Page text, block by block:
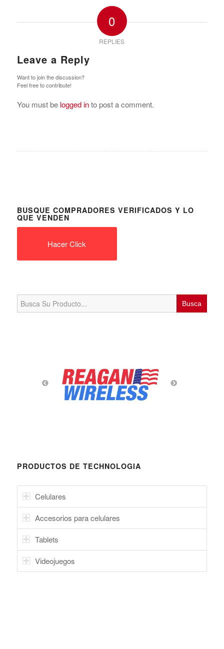
0
REPLIES
Leave a Reply
Want to join the discussion?
Feel free to contribute!
You must be logged into post a comment.
BUSQUE COMPRADORES VERIFICADOS Y LO
QUE VENDEN
Hacer Click
Search
for:
PRODUCTOS DE TECHNOLOGIA
Celulares
Accesorios para celulares
Tablets
Videojuegos